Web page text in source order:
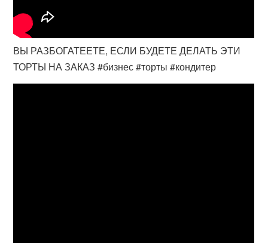
ВЫ РАЗБОГАТЕЕТЕ, ЕСЛИ БУДЕТЕ ДЕЛАТЬ ЭТИ
ТОРТЫ НА ЗАКАЗ #бизнес #торты #кондитер